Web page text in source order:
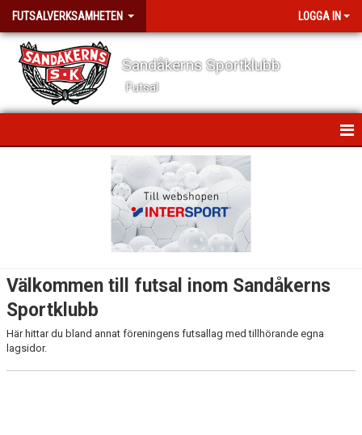
FUTSALVERKSAMHETEN LOGGA IN
Sandåkerns Sportklubb
Futsal
DOKUMENT
KONTAKT
Välkommen till futsal inom Sandåkerns
Sportklubb
Här hittar du bland annat föreningens futsallag med tillhörande egna
lagsidor.